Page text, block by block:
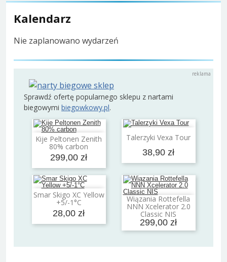
Kalendarz
Nie zaplanowano wydarzeń
Sprawdź ofertę popularnego sklepu z nartami
biegowymi biegowkowy.pl.
Kije Peltonen Zenith
80% carbon
299,00 zł
Dodaj do koszyka Talerzyki Vexa Tour
38,90 zł
Dodaj do koszyka
Smar Skigo XC Yellow
+5/-1°C
28,00 zł
Dodaj do koszyka Wiązania Rottefella
NNN Xcelerator 2.0
Classic NIS
299,00 zł
Dodaj do koszyka